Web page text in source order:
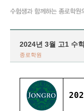
2024년 3월 고1 수
종로학원